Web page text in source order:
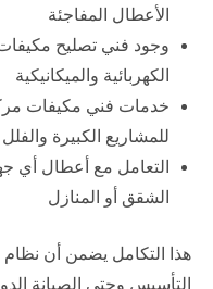
الأعطال المفاجئة
وجود فني تصليح
الكهربائية والميكانيكية
خدمات فني مكيفات
للمشاريع الكبيرة والفلل
التعامل مع أعطال
الشقق أو المنازل
هذا التكامل يضمن أن
التأسيس وحتى الصيانة